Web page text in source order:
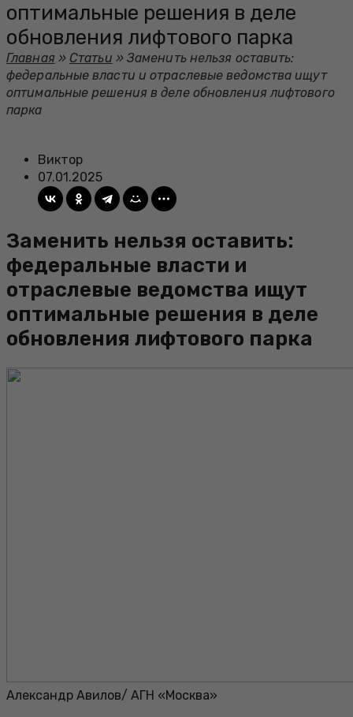
оптимальные решения в деле
обновления лифтового парка
Главная » Статьи » Заменить нельзя оставить:
федеральные власти и отраслевые ведомства ищут
оптимальные решения в деле обновления лифтового
парка
Виктор
07.01.2025
Заменить нельзя оставить:
федеральные власти и
отраслевые ведомства ищут
оптимальные решения в деле
обновления лифтового парка
Александр Авилов/ АГН «Москва»